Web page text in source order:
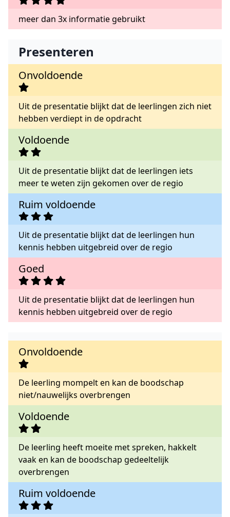
meer dan 3x informatie gebruikt
Presenteren
Onvoldoende
Uit de presentatie blijkt dat de leerlingen zich niet
hebben verdiept in de opdracht
Voldoende
Uit de presentatie blijkt dat de leerlingen iets
meer te weten zijn gekomen over de regio
Ruim voldoende
Uit de presentatie blijkt dat de leerlingen hun
kennis hebben uitgebreid over de regio
Goed
Uit de presentatie blijkt dat de leerlingen hun
kennis hebben uitgebreid over de regio
Onvoldoende
De leerling mompelt en kan de boodschap
niet/nauwelijks overbrengen
Voldoende
De leerling heeft moeite met spreken, hakkelt
vaak en kan de boodschap gedeeltelijk
overbrengen
Ruim voldoende